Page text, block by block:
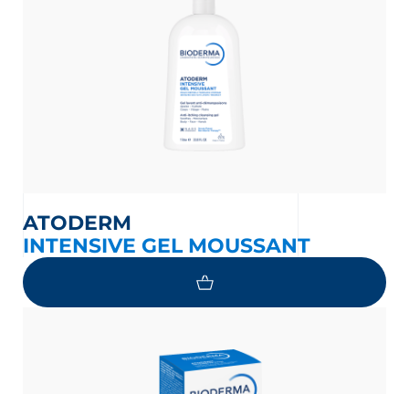
ATODERM
INTENSIVE GEL MOUSSANT